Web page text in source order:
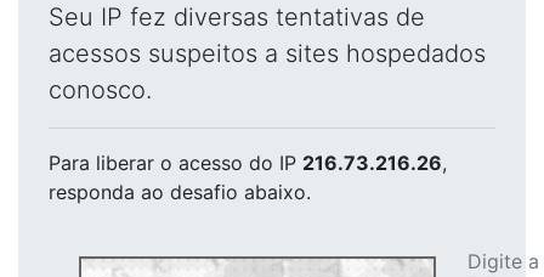
Seu IP fez diversas tentativas de
acessos suspeitos a sites hospedados
conosco.
Para liberar o acesso do IP 216.73.216.26,
responda ao desafio abaixo.
Digite